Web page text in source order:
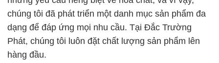
# Địa chỉ chuyên cung cấp ( phân phối ) hóa chất
Powder Calcium Hydroxit Vôi * Bột Ca(OH)2 Việt
Nam
# Công ty chuyên bán { phân phối } hóa chất